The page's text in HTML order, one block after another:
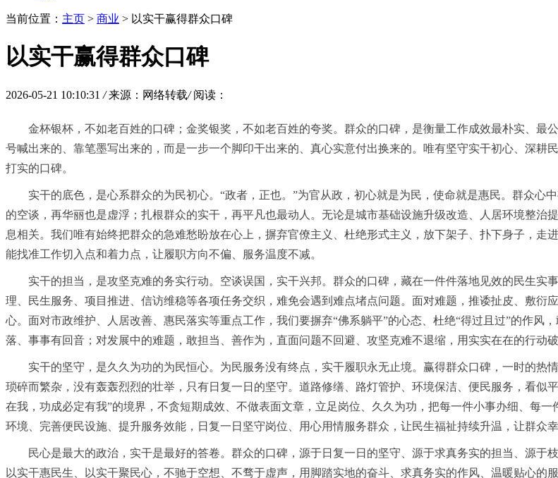
当前位置： 主页 > 商业 > 以实干赢得群众口碑
以实干赢得群众口碑
2026-05-21 10:10:31 / 来源：网络转载/ 阅读：
金杯银杯，不如老百姓的口碑；金奖银奖，不如老百姓的夸奖。群众的口碑，是衡量工作成效最朴实、
号喊出来的、靠笔墨写出来的，而是一步一个脚印干出来的、真心实意付出换来的。唯有坚守实干初心、深
打实的口碑。
实干的底色，是心系群众的为民初心。“政者，正也。”为官从政，初心就是为民，使命就是惠民。群众
的空谈，再华丽也是虚浮；扎根群众的实干，再平凡也最动人。无论是城市基础设施升级改造、人居环境整
息相关。我们唯有始终把群众的急难愁盼放在心上，摒弃官僚主义、杜绝形式主义，放下架子、扑下身子，
能找准工作切入点和着力点，让履职方向不偏、服务温度不减。
实干的担当，是攻坚克难的务实行动。空谈误国，实干兴邦。群众的口碑，藏在一件件落地见效的民生
理、民生服务、项目推进、信访维稳等各项任务交织，难免会遇到难点堵点问题。面对难题，推诿扯皮、敷衍
心。面对市政维护、人居改善、惠民落实等重点工作，我们要摒弃“佛系躺平”的心态、杜绝“得过且过”的作
落、事事有回音；对发展中的难题，敢担当、善作为，直面问题不回避、攻坚克难不退缩，用实实在在的行动
实干的坚守，是久久为功的为民恒心。为民服务没有终点，实干履职永无止境。赢得群众口碑，一时的
琐碎而繁杂，没有轰轰烈烈的壮举，只有日复一日的坚守。道路修缮、路灯管护、环境保洁、便民服务，看
在我，功成必定有我”的境界，不贪短期成效、不做表面文章，立足岗位、久久为功，把每一件小事办细、每
环境、完善便民设施、提升服务效能，日复一日坚守岗位、用心用情服务群众，让民生福祉持续升温，让群众
民心是最大的政治 ，实干是最好的答卷。群众的口碑，源于日复一日的坚守、源于求真务实的担当、源
以实干惠民生、以实干聚民心，不驰于空想、不骛于虚声，用脚踏实地的奋斗、求真务实的作风、温暖贴心